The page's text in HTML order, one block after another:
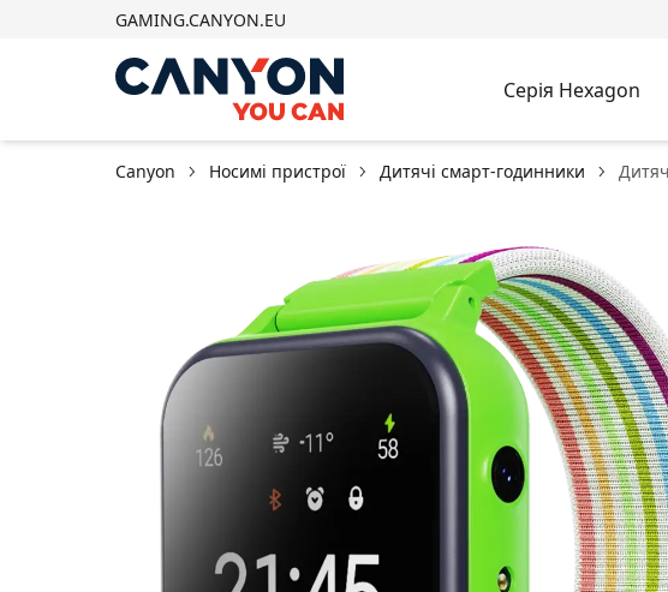
GAMING.CANYON.EU
Серія Hexagon
Canyon Носимі пристрої Дитячі смарт-годинники